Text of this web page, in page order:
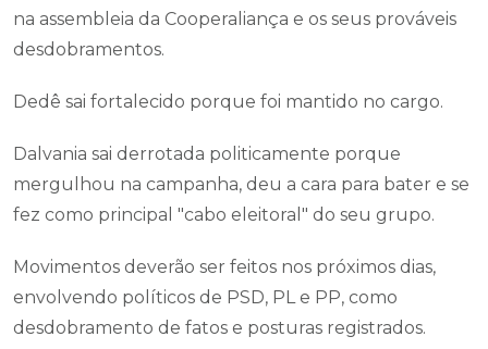
na assembleia da Cooperaliança e os seus prováveis
desdobramentos.
Dedê sai fortalecido porque foi mantido no cargo.
Dalvania sai derrotada politicamente porque
mergulhou na campanha, deu a cara para bater e se
fez como principal "cabo eleitoral" do seu grupo.
Movimentos deverão ser feitos nos próximos dias,
envolvendo políticos de PSD, PL e PP, como
desdobramento de fatos e posturas registrados.